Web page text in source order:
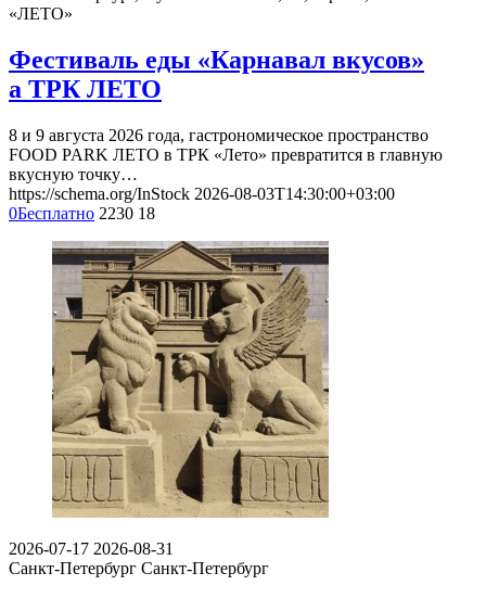
«ЛЕТО»
Фестиваль еды «Карнавал вкусов»
а ТРК ЛЕТО
8 и 9 августа 2026 года, гастрономическое пространство
FOOD PARK ЛЕТО в ТРК «Лето» превратится в главную
вкусную точку…
https://schema.org/InStock 2026-08-03T14:30:00+03:00
0Бесплатно 2230 18
2026-07-17 2026-08-31
Санкт-Петербург Санкт-Петербург